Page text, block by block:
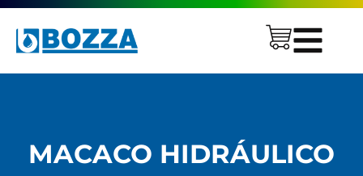
MACACO HIDRÁULICO